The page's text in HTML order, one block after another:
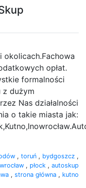
okolicach.Fachowa
opłat.
formalności
z dużym
Nas działalności
o takie miasta jak:
, toruń , bydgoszcz ,
, płock , autoskup
, strona główna , kutno